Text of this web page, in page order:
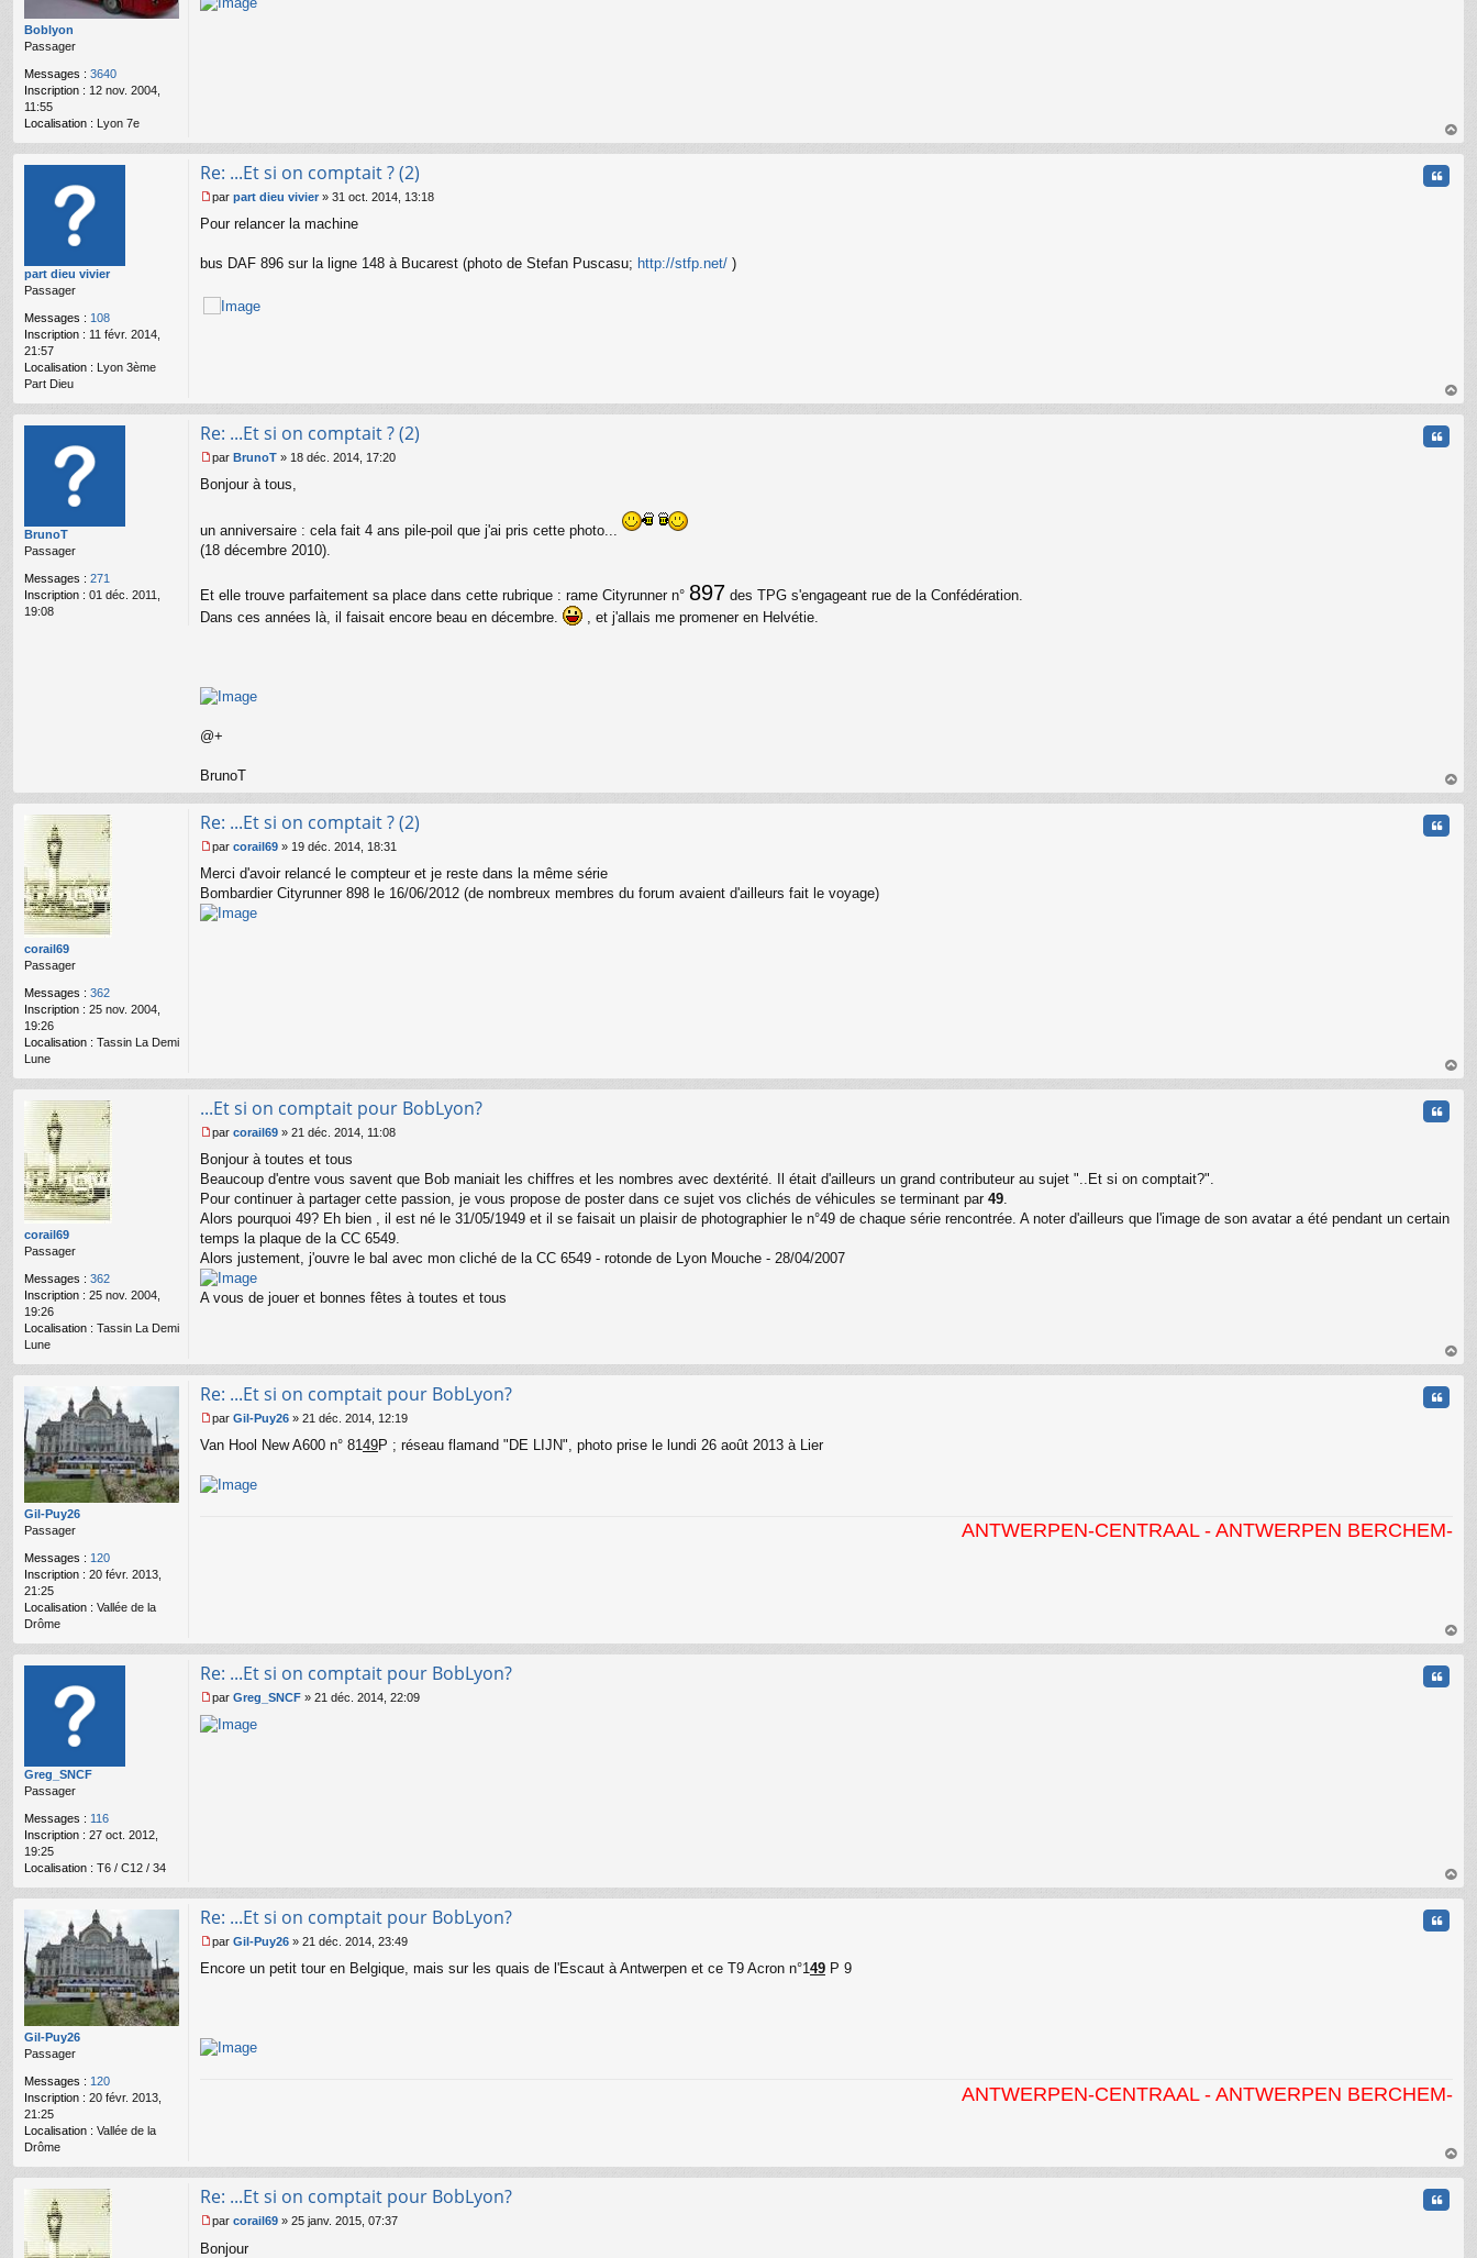
Boblyon
Passager
Messages : 3640
Inscription : 12 nov. 2004,
11:55
Localisation : Lyon 7e
a
au
part dieu vivier
Passager
Messages : 108
Inscription : 11 févr. 2014,
21:57
Localisation : Lyon 3ème
Part Dieu
Re: ...Et si on comptait ? (2)
e
s
par part dieu vivier » 31 oct. 2014, 13:18
Pour relancer la machine
bus DAF 896 sur la ligne 148 à Bucarest (photo de Stefan Puscasu; http://stfp.net/ )
au
BrunoT
Passager
Messages : 271
Inscription : 01 déc. 2011,
19:08
Re: ...Et si on comptait ? (2)
e
a
g
o
n
par BrunoT » 18 déc. 2014, 17:20
Bonjour à tous,
un anniversaire : cela fait 4 ans pile-poil que j'ai pris cette photo...
(18 décembre 2010).
Et elle trouve parfaitement sa place dans cette rubrique : rame Cityrunner n° 897 des TPG s'engageant rue de la Confédération.
Dans ces années là, il faisait encore beau en décembre.
, et j'allais me promener en Helvétie.
@+
BrunoT
au
corail69
Passager
Messages : 362
Inscription : 25 nov. 2004,
19:26
Localisation : Tassin La Demi
Lune
Re: ...Et si on comptait ? (2)
e
s
s
a
par corail69 » 19 déc. 2014, 18:31
Merci d'avoir relancé le compteur et je reste dans la même série
Bombardier Cityrunner 898 le 16/06/2012 (de nombreux membres du forum avaient d'ailleurs fait le voyage)
au
corail69
Passager
Messages : 362
Inscription : 25 nov. 2004,
19:26
Localisation : Tassin La Demi
Lune
...Et si on comptait pour BobLyon?
e
s
s
g
e
n
o
n
par corail69 » 21 déc. 2014, 11:08
Bonjour à toutes et tous
Beaucoup d'entre vous savent que Bob maniait les chiffres et les nombres avec dextérité. Il était d'ailleurs un grand contributeur au sujet "..Et si on comptait?".
Pour continuer à partager cette passion, je vous propose de poster dans ce sujet vos clichés de véhicules se terminant par 49.
Alors pourquoi 49? Eh bien , il est né le 31/05/1949 et il se faisait un plaisir de photographier le n°49 de chaque série rencontrée. A noter d'ailleurs que l'image de son avatar a été pendant un certain
temps la plaque de la CC 6549.
Alors justement, j'ouvre le bal avec mon cliché de la CC 6549 - rotonde de Lyon Mouche - 28/04/2007
A vous de jouer et bonnes fêtes à toutes et tous
au
Gil-Puy26
Passager
Messages : 120
Inscription : 20 févr. 2013,
21:25
Localisation : Vallée de la
Drôme
Re: ...Et si on comptait pour BobLyon?
e
s
a
par Gil-Puy26 » 21 déc. 2014, 12:19
Van Hool New A600 n° 8149P ; réseau flamand "DE LIJN", photo prise le lundi 26 août 2013 à Lier
ANTWERPEN-CENTRAAL - ANTWERPEN BERCHEM-
au
Greg_SNCF
Passager
Messages : 116
Inscription : 27 oct. 2012,
19:25
Localisation : T6 / C12 / 34
Re: ...Et si on comptait pour BobLyon?
e
u
par Greg_SNCF » 21 déc. 2014, 22:09
au
Gil-Puy26
Passager
Messages : 120
Inscription : 20 févr. 2013,
21:25
Localisation : Vallée de la
Drôme
Re: ...Et si on comptait pour BobLyon?
e
g
e
par Gil-Puy26 » 21 déc. 2014, 23:49
Encore un petit tour en Belgique, mais sur les quais de l'Escaut à Antwerpen et ce T9 Acron n°149 P 9
ANTWERPEN-CENTRAAL - ANTWERPEN BERCHEM-
au
Re: ...Et si on comptait pour BobLyon?
e
par corail69 » 25 janv. 2015, 07:37
Bonjour